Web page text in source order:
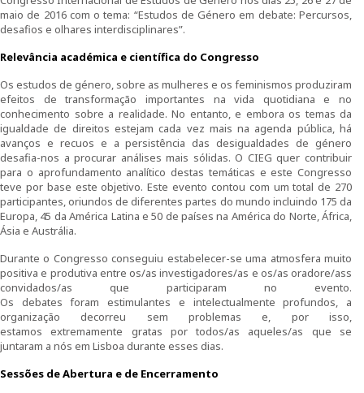
Contactos
Investigação
Temáticas de Investigação
Projetos
Projetos em curso
Projetos Concluídos
Investigar no CIEG
Bolseiras CIEG/FCT
maio de 2016 com o tema: “Estudos de Género em debate: Percursos,
desafios e olhares interdisciplinares”.
Relevância académica e científica do Congresso
Os estudos de género, sobre as mulheres e os feminismos produziram
efeitos de transformação importantes na vida quotidiana e no
conhecimento sobre a realidade. No entanto, e embora os temas da
igualdade de direitos estejam cada vez mais na agenda pública, há
avanços e recuos e a persistência das desigualdades de género
desafia-nos a procurar análises mais sólidas. O CIEG quer contribuir
para o aprofundamento analítico destas temáticas e este Congresso
teve por base este objetivo. Este evento contou com um total de 270
participantes, oriundos de diferentes partes do mundo incluindo 175 da
Europa, 45 da América Latina e 50 de países na América do Norte, África,
Ásia e Austrália.
Durante o Congresso conseguiu estabelecer-se uma atmosfera muito
positiva e produtiva entre os/as investigadores/as e os/as oradore/ass
convidados/as que participaram no evento.
Os debates foram estimulantes e intelectualmente profundos, a
organização decorreu sem problemas e, por isso,
estamos extremamente gratas por todos/as aqueles/as que se
juntaram a nós em Lisboa durante esses dias.
Sessões de Abertura e de Encerramento